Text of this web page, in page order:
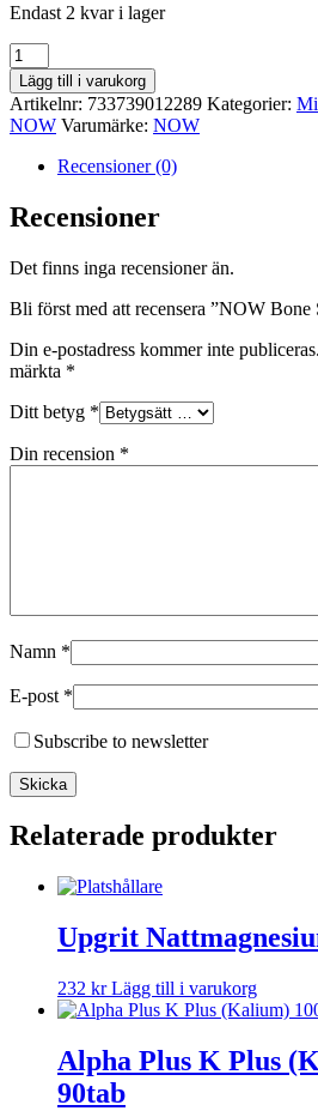
Endast 2 kvar i lager
NOW
Bone
Strength
MCHA
120kap
mängd
Lägg till i varukorg
Artikelnr: 733739012289 Kategorier:
NOW Varumärke: NOW
Recensioner (0)
Recensioner
Det finns inga recensioner än.
Bli först med att recensera ”NOW
Din e-postadress kommer inte publiceras.
märkta *
Ditt betyg *
Din recension *
Namn *
E-post *
Subscribe to newsletter
Relaterade produkter
Upgrit
232 kr Lägg till i varukorg
Alpha Plus K Plus
90tab